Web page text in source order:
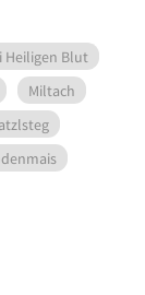
Heiligen Blut
Miltach